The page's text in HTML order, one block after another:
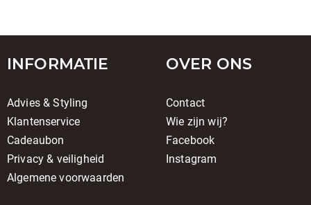
INFORMATIE
Advies & Styling
Klantenservice
Cadeaubon
Privacy & veiligheid
Algemene voorwaarden
OVER ONS
Contact
Wie zijn wij?
Facebook
Instagram